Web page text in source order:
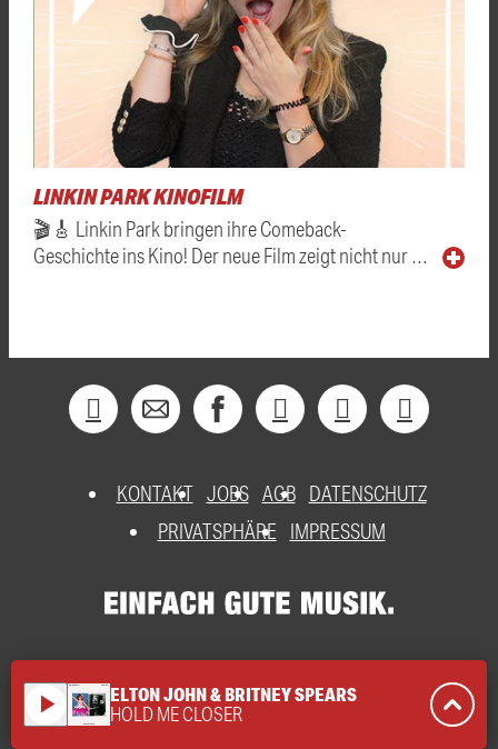
LINKIN PARK KINOFILM
🎬🎸 Linkin Park bringen ihre Comeback-
Geschichte ins Kino! Der neue Film zeigt nicht nur …
KONTAKT JOBS AGB DATENSCHUTZ
PRIVATSPHÄRE
IMPRESSUM
play_arrow ELTON JOHN & BRITNEY SPEARS
HOLD ME CLOSER